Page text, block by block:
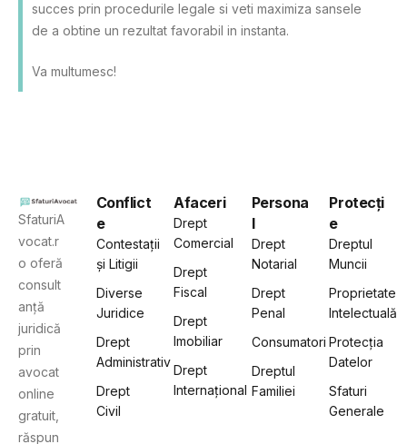
succes prin procedurile legale si veti maximiza sansele
de a obtine un rezultat favorabil in instanta.
Va multumesc!
SfaturiA
vocat.r
o oferă
consult
anță
juridică
prin
avocat
online
gratuit,
răspun
Conflict
e
Contestații
și Litigii
Diverse
Juridice
Drept
Administrativ
Drept
Civil
Afaceri
Drept
Comercial
Drept
Fiscal
Drept
Imobiliar
Drept
Internațional
Persona
l
Drept
Notarial
Drept
Penal
Consumatori
Dreptul
Familiei
Protecți
e
Dreptul
Muncii
Proprietate
Intelectuală
Protecția
Datelor
Sfaturi
Generale